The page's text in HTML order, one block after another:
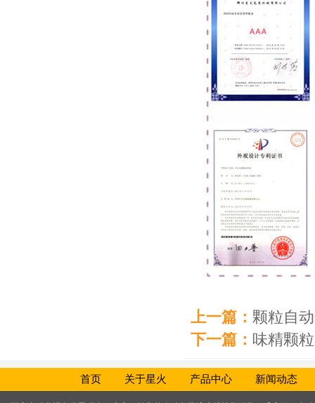
上一篇： 颗粒自
下一篇： 味精颗
首页 关于星火 产品中心 新闻动态